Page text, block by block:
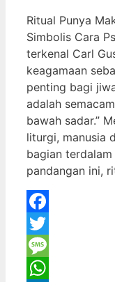
Ritual Punya
Simbolis Cara
terkenal Carl
keagamaan
penting bagi
adalah
bawah sadar.”
liturgi, manusia
bagian
pandangan ini,
Facebook
Twitter
Message